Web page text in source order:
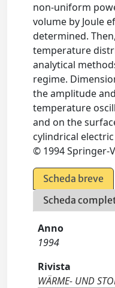
non-uniform
volume by Joule
determined.
temperature
analytical
regime.
the amplitude
temperature
and on the
cylindrical
© 1994 Springer-
Scheda breve
Scheda
Anno
1994
Rivista
WÄRME- UND